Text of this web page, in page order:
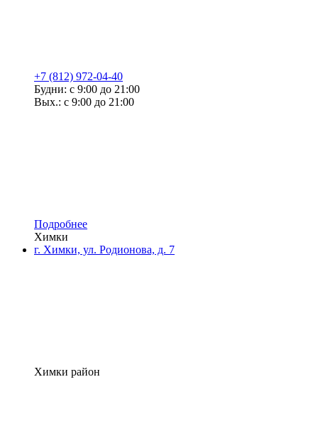
+7 (812) 972-04-40
Будни: с 9:00 до 21:00
Вых.: с 9:00 до 21:00
Подробнее
Химки
г. Химки, ул. Родионова, д. 7
Химки район